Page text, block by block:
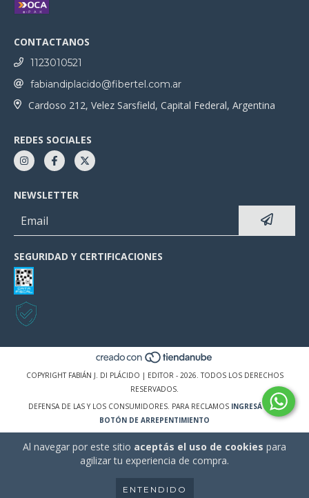
Al navegar por este sitio aceptás el uso de cookies para
agilizar tu experiencia de compra.
ENTENDIDO
CONTACTANOS
1123010521
fabiandiplacido@fibertel.com.ar
Cardoso 212, Velez Sarsfield, Capital Federal, Argentina
REDES SOCIALES
NEWSLETTER
SEGURIDAD Y CERTIFICACIONES
COPYRIGHT FABIÁN J. DI PLÁCIDO | EDITOR - 2026. TODOS LOS DERECHOS
RESERVADOS.
DEFENSA DE LAS Y LOS CONSUMIDORES. PARA RECLAMOS INGRESÁ ACÁ.
BOTÓN DE ARREPENTIMIENTO